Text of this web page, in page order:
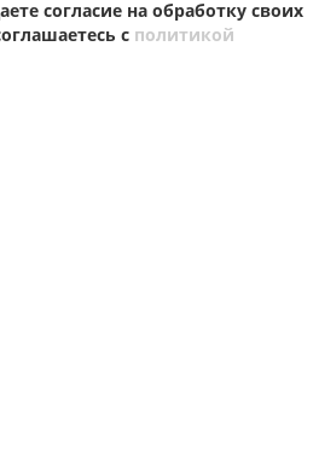
согласие на обработку своих
с политикой